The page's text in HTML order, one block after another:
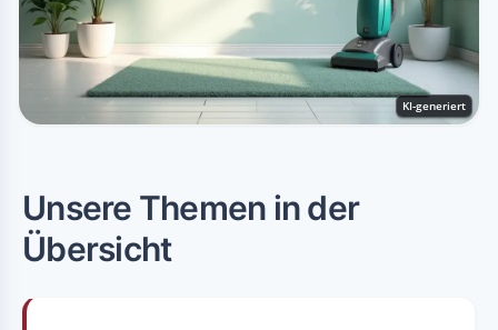
KI-generiert
Unsere Themen in der
Übersicht